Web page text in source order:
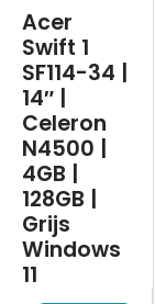
Acer
Swift 1
SF114-34 |
14″ |
Celeron
N4500 |
4GB |
128GB |
Grijs
Windows
11